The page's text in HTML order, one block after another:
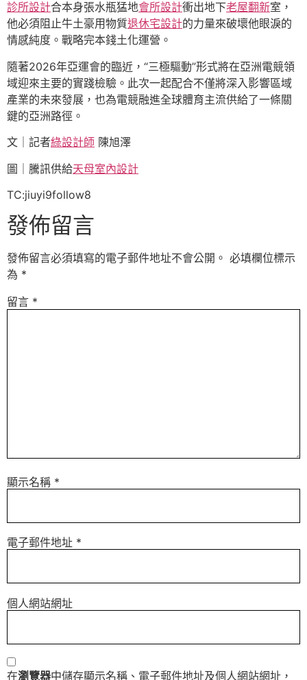
診所設計合本身張水瓶猛地會所設計衝出地下老屋翻新室，
他必須阻止牛土豪用物質退休宅設計的力量來破壞他眼淚的
情感純度。戰略完本錢土化運營。
隨著2026年亞運會的臨近，“三極驅動”形式將在亞洲電競領
域迎來主要的實踐檢驗。此次一起配合不僅將深入影響區域
產業的未來發展，也為電競融進全球體育主流供給了一條關
鍵的亞洲路徑。
文｜記者綠設計師 陳旭澤
圖｜騰訊供給天母室內設計
TC:jiuyi9follow8
發佈留言
發佈留言必須填寫的電子郵件地址不會公開。 必填欄位標示
為 *
留言 *
顯示名稱 *
電子郵件地址 *
個人網站網址
在瀏覽器中儲存顯示名稱、電子郵件地址及個人網站網址，